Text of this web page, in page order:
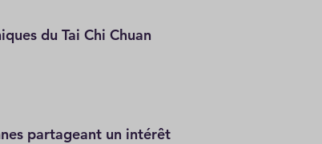
du Tai Chi Chuan
partageant un intérêt